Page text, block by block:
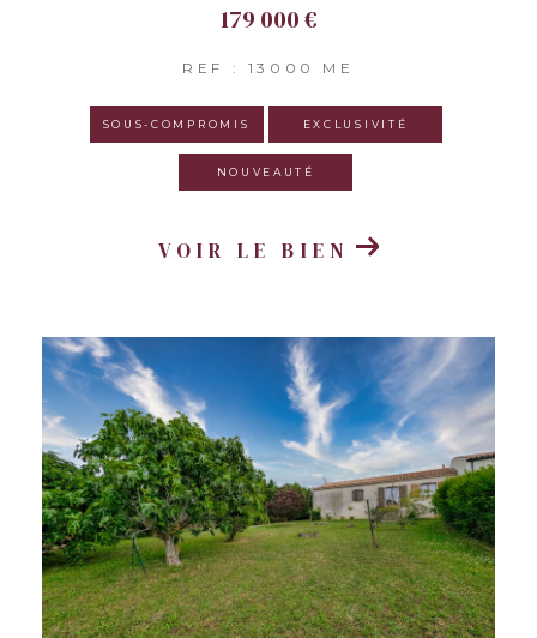
179 000 €
REF : 13000 ME
SOUS-COMPROMIS EXCLUSIVITÉ
NOUVEAUTÉ
VOIR LE BIEN